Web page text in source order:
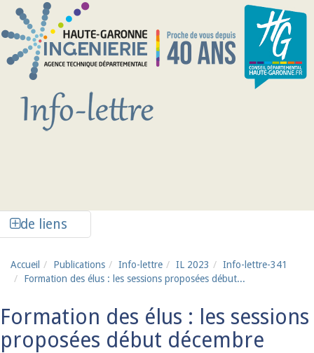
Aller au contenu principal
de liens
Accueil Publications Info-lettre IL 2023
Info-lettre-341
Formation des élus : les sessions proposées début...
Formation des élus : les sessions
proposées début décembre